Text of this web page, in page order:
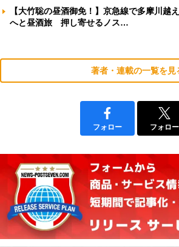
【大竹聡の昼酒御免！】京急線で多摩川越
へと昼酒旅 押し寄せるノス…
著者・連載の一覧を見
フォロー フォロー